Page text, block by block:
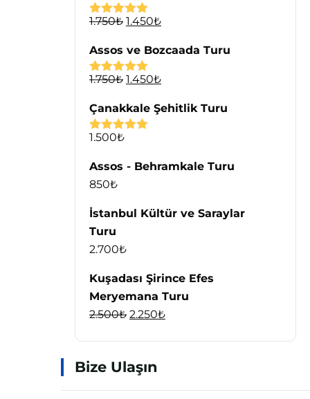
5 üzerinden
1.750₺ 1.450₺
Assos ve Bozcaada Turu
5 üzerinden
1.750₺ 1.450₺
Çanakkale Şehitlik Turu
5 üzerinden
1.500₺
Assos - Behramkale Turu
850₺
İstanbul Kültür ve Saraylar
Turu
2.700₺
Kuşadası Şirince Efes
Meryemana Turu
2.500₺ 2.250₺
Bize Ulaşın